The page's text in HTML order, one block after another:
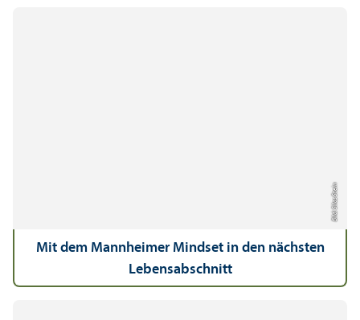
Bild: Silas Stein
Mit dem Mannheimer Mindset in den nächsten
Lebens­abschnitt